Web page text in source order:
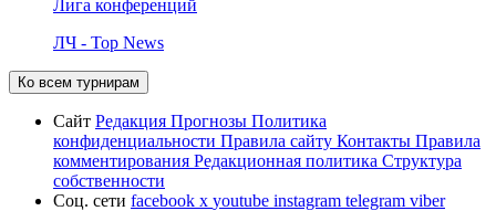
Лига конференций
ЛЧ - Top News
Ко всем турнирам
Сайт Редакция Прогнозы Политика
конфиденциальности Правила сайту Контакты Правила
комментирования Редакционная политика Структура
собственности
Соц. сети facebook x youtube instagram telegram viber